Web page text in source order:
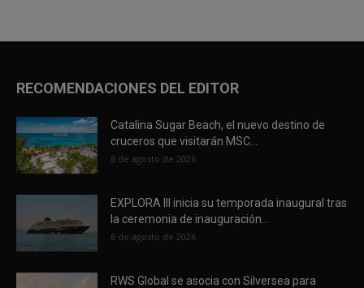
RECOMENDACIONES DEL EDITOR
Catalina Sugar Beach, el nuevo destino de
cruceros que visitarán MSC...
6 de agosto de 2026
EXPLORA III inicia su temporada inaugural tras
la ceremonia de inauguración...
6 de agosto de 2026
RWS Global se asocia con Silversea para